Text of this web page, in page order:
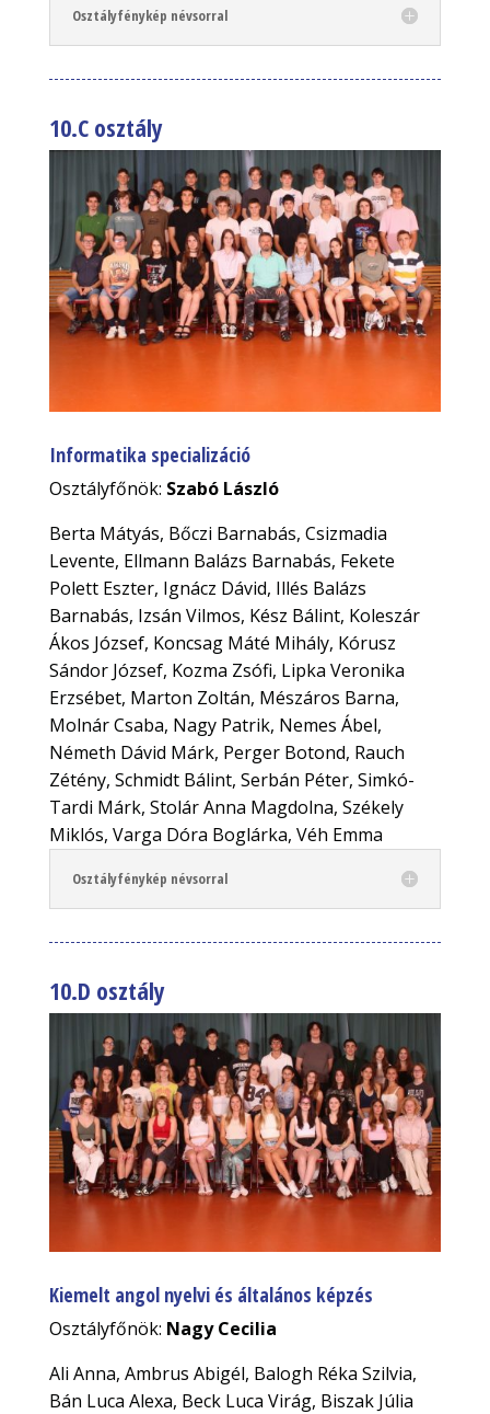
Osztályfénykép névsorral
10.C osztály
Informatika specializáció
Osztályfőnök: Szabó László
Berta Mátyás, Bőczi Barnabás, Csizmadia
Levente, Ellmann Balázs Barnabás, Fekete
Polett Eszter, Ignácz Dávid, Illés Balázs
Barnabás, Izsán Vilmos, Kész Bálint, Koleszár
Ákos József, Koncsag Máté Mihály, Kórusz
Sándor József, Kozma Zsófi, Lipka Veronika
Erzsébet, Marton Zoltán, Mészáros Barna,
Molnár Csaba, Nagy Patrik, Nemes Ábel,
Németh Dávid Márk, Perger Botond, Rauch
Zétény, Schmidt Bálint, Serbán Péter, Simkó-
Tardi Márk, Stolár Anna Magdolna, Székely
Miklós, Varga Dóra Boglárka, Véh Emma
Osztályfénykép névsorral
10.D osztály
Kiemelt angol nyelvi és általános képzés
Osztályfőnök: Nagy Cecilia
Ali Anna, Ambrus Abigél, Balogh Réka Szilvia,
Bán Luca Alexa, Beck Luca Virág, Biszak Júlia